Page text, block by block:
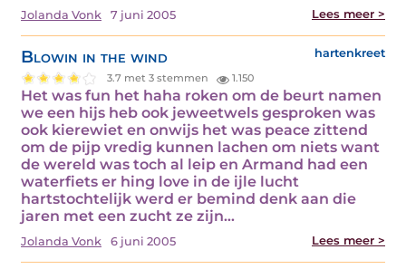
Jolanda Vonk 7 juni 2005 Lees meer >
Blowin in the wind hartenkreet
3.7 met 3 stemmen 1.150
Het was fun het haha roken om de beurt namen
we een hijs heb ook jeweetwels gesproken was
ook kierewiet en onwijs het was peace zittend
om de pijp vredig kunnen lachen om niets want
de wereld was toch al leip en Armand had een
waterfiets er hing love in de ijle lucht
hartstochtelijk werd er bemind denk aan die
jaren met een zucht ze zijn…
Jolanda Vonk 6 juni 2005 Lees meer >